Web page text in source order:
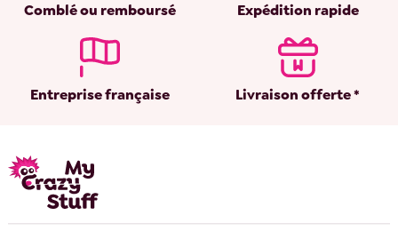
Comblé ou remboursé Expédition rapide
Entreprise française Livraison offerte *